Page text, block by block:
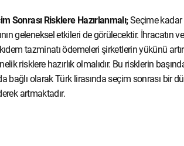
Sonrası Risklere Hazırlanmalı;Seçime
geleneksel etkileri de görülecektir. İhracatın
tazminatı ödemeleri şirketlerin yükünü
risklere hazırlık olmalıdır. Bu risklerin
bağlı olarak Türk lirasında seçim sonrası bir
artmaktadır.